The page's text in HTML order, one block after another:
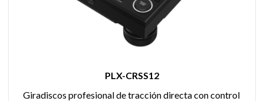
PLX-CRSS12
Giradiscos profesional de tracción directa con control